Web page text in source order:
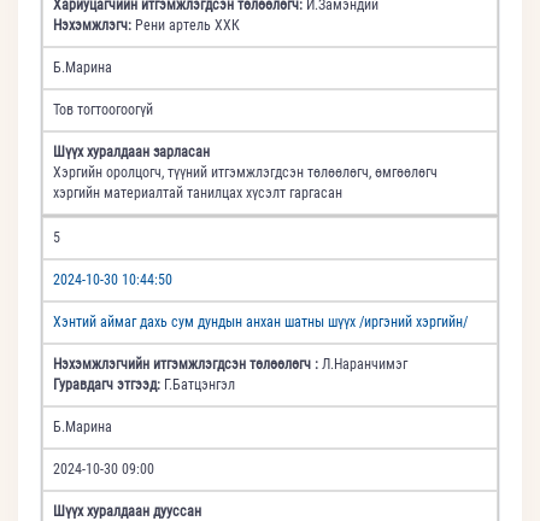
Хариуцагчийн итгэмжлэгдсэн төлөөлөгч: И.Замэндий
Нэхэмжлэгч: Рени артель ХХК
Б.Марина
Тов тогтоогоогүй
Шүүх хуралдаан зарласан
Хэргийн оролцогч, түүний итгэмжлэгдсэн төлөөлөгч, өмгөөлөгч
хэргийн материалтай танилцах хүсэлт гаргасан
5
2024-10-30 10:44:50
Хэнтий аймаг дахь сум дундын анхан шатны шүүх /иргэний хэргийн/
Нэхэмжлэгчийн итгэмжлэгдсэн төлөөлөгч : Л.Наранчимэг
Гуравдагч этгээд: Г.Батцэнгэл
Б.Марина
2024-10-30 09:00
Шүүх хуралдаан дууссан